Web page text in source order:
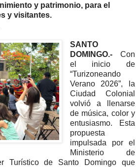
y patrimonio, para el
y visitantes.
SANTO
DOMINGO.- Con
el inicio de
“Turizoneando
Verano 2026”, la
Ciudad Colonial
volvió a llenarse
de música, color y
entusiasmo. Esta
propuesta
impulsada por el
Ministerio de
Turístico de Santo Domingo que